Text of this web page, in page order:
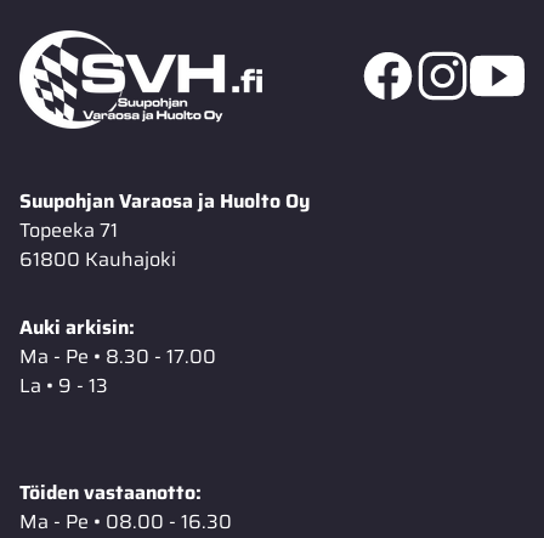
Suupohjan Varaosa ja Huolto Oy
Topeeka 71
61800 Kauhajoki
Auki arkisin:
Ma - Pe • 8.30 - 17.00
La • 9 - 13
Töiden vastaanotto:
Ma - Pe • 08.00 - 16.30